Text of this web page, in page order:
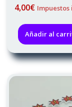
4,00€
Añadir al